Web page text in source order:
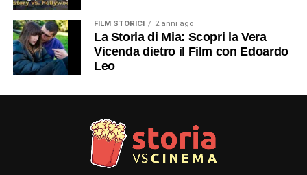
FILM STORICI 2 anni ago
La Storia di Mia: Scopri la Vera
Vicenda dietro il Film con Edoardo
Leo